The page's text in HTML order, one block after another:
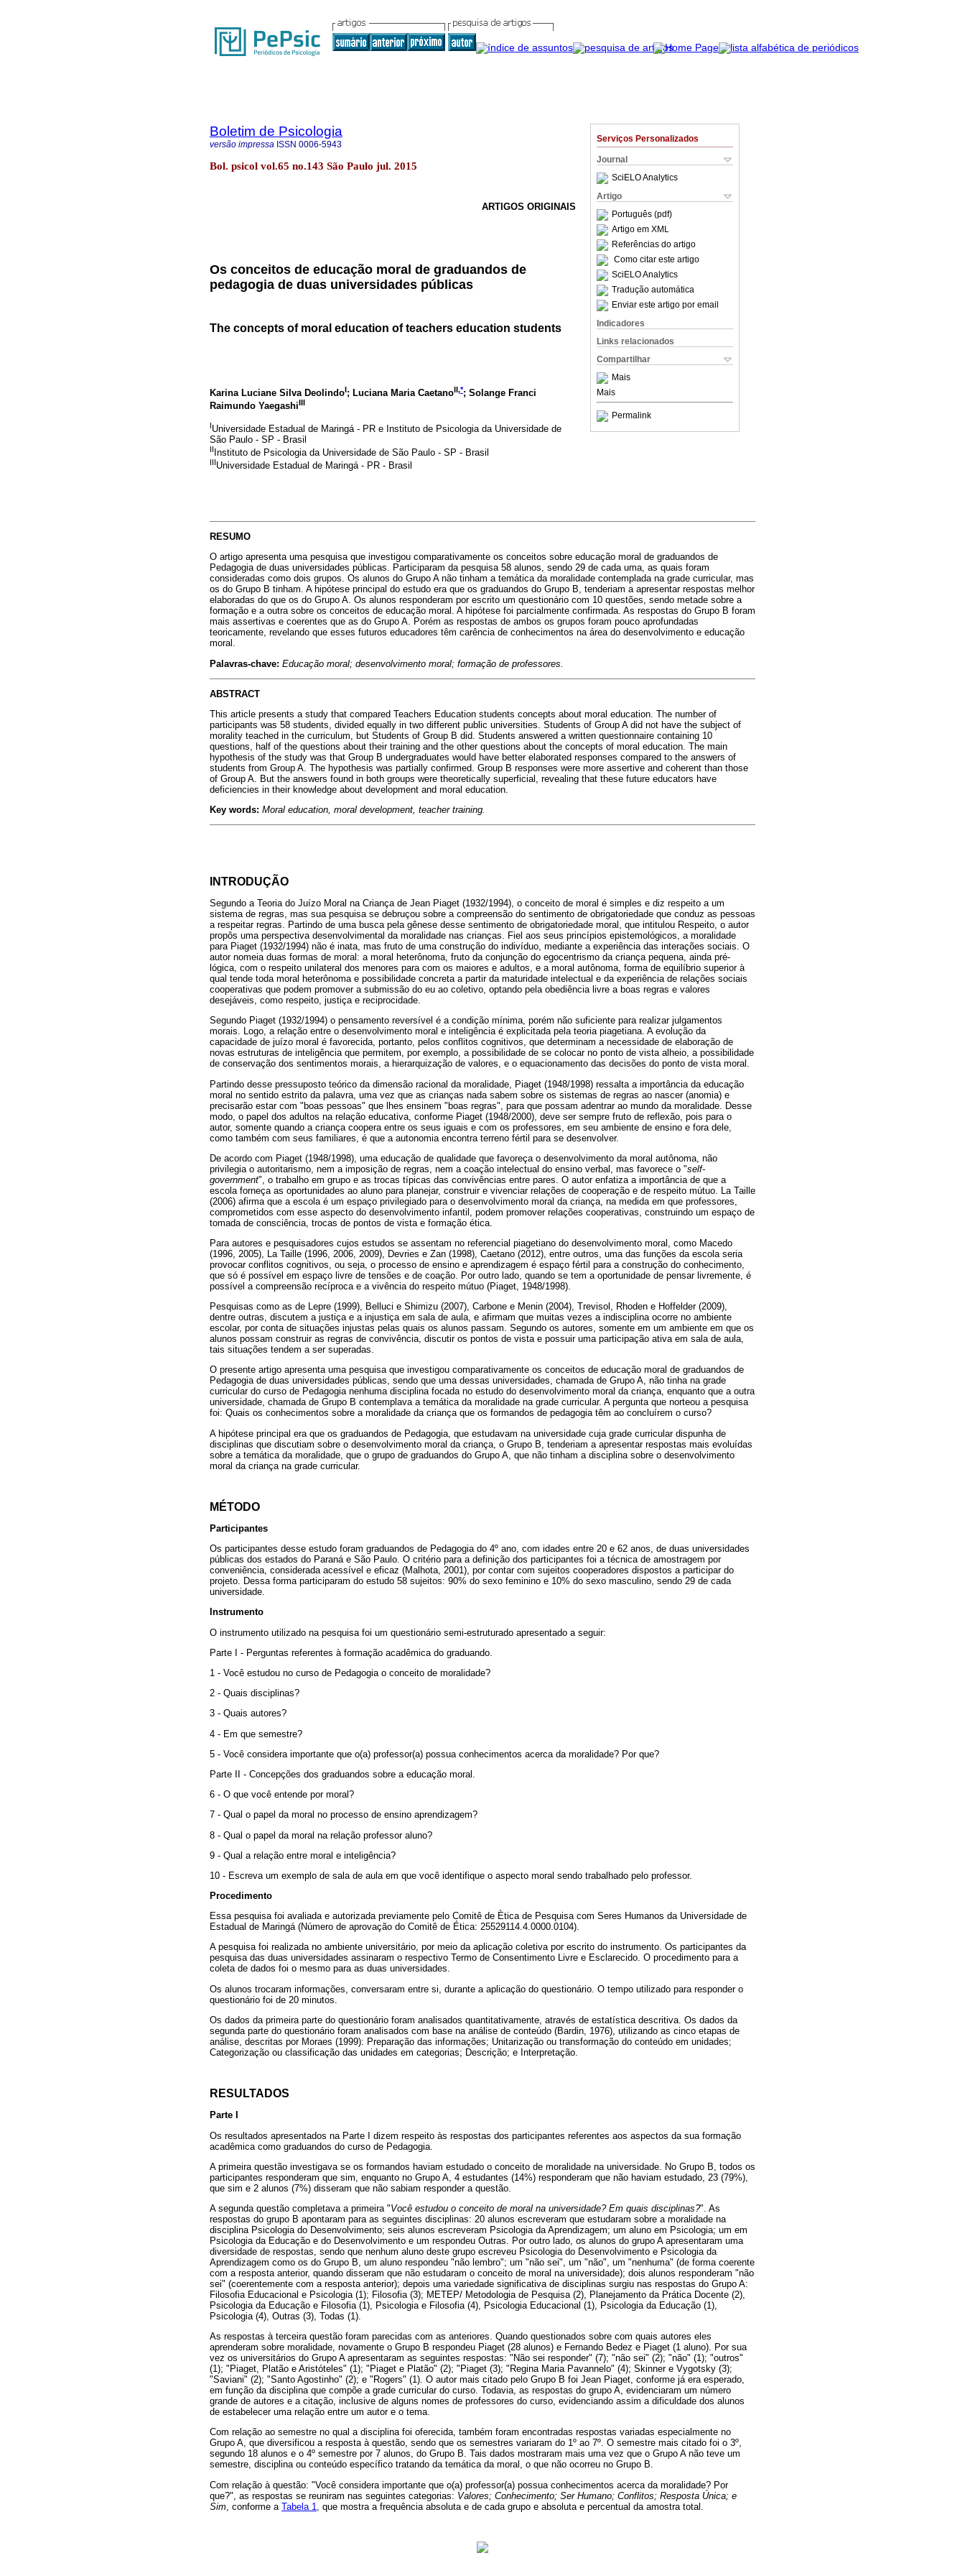
Serviços Personalizados
Journal
SciELO Analytics
Artigo
Português (pdf)
Artigo em XML
Referências do artigo
Como citar este artigo
SciELO Analytics
Tradução automática
Enviar este artigo por email
Indicadores
Links relacionados
Compartilhar
Mais
Mais
Permalink
Boletim de Psicologia
versão impressa ISSN 0006-5943
Bol. psicol vol.65 no.143 São Paulo jul. 2015
ARTIGOS ORIGINAIS
Os conceitos de educação moral de graduandos de
pedagogia de duas universidades públicas
The concepts of moral education of teachers education students
Karina Luciane Silva DeolindoI; Luciana Maria CaetanoII,*; Solange Franci
Raimundo YaegashiIII
IUniversidade Estadual de Maringá - PR e Instituto de Psicologia da Universidade de
São Paulo - SP - Brasil
II Instituto de Psicologia da Universidade de São Paulo - SP - Brasil
IIIUniversidade Estadual de Maringá - PR - Brasil
RESUMO
O artigo apresenta uma pesquisa que investigou comparativamente os conceitos sobre educação moral de graduandos de
Pedagogia de duas universidades públicas. Participaram da pesquisa 58 alunos, sendo 29 de cada uma, as quais foram
consideradas como dois grupos. Os alunos do Grupo A não tinham a temática da moralidade contemplada na grade curricular, mas
os do Grupo B tinham. A hipótese principal do estudo era que os graduandos do Grupo B, tenderiam a apresentar respostas melhor
elaboradas do que os do Grupo A. Os alunos responderam por escrito um questionário com 10 questões, sendo metade sobre a
formação e a outra sobre os conceitos de educação moral. A hipótese foi parcialmente confirmada. As respostas do Grupo B foram
mais assertivas e coerentes que as do Grupo A. Porém as respostas de ambos os grupos foram pouco aprofundadas
teoricamente, revelando que esses futuros educadores têm carência de conhecimentos na área do desenvolvimento e educação
moral.
Palavras-chave: Educação moral; desenvolvimento moral; formação de professores.
ABSTRACT
This article presents a study that compared Teachers Education students concepts about moral education. The number of
participants was 58 students, divided equally in two different public universities. Students of Group A did not have the subject of
morality teached in the curriculum, but Students of Group B did. Students answered a written questionnaire containing 10
questions, half of the questions about their training and the other questions about the concepts of moral education. The main
hypothesis of the study was that Group B undergraduates would have better elaborated responses compared to the answers of
students from Group A. The hypothesis was partially confirmed. Group B responses were more assertive and coherent than those
of Group A. But the answers found in both groups were theoretically superficial, revealing that these future educators have
deficiencies in their knowledge about development and moral education.
Key words: Moral education, moral development, teacher training.
INTRODUÇÃO
Segundo a Teoria do Juízo Moral na Criança de Jean Piaget (1932/1994), o conceito de moral é simples e diz respeito a um
sistema de regras, mas sua pesquisa se debruçou sobre a compreensão do sentimento de obrigatoriedade que conduz as pessoas
a respeitar regras. Partindo de uma busca pela gênese desse sentimento de obrigatoriedade moral, que intitulou Respeito, o autor
propôs uma perspectiva desenvolvimental da moralidade nas crianças. Fiel aos seus princípios epistemológicos, a moralidade
para Piaget (1932/1994) não é inata, mas fruto de uma construção do indivíduo, mediante a experiência das interações sociais. O
autor nomeia duas formas de moral: a moral heterônoma, fruto da conjunção do egocentrismo da criança pequena, ainda pré-
lógica, com o respeito unilateral dos menores para com os maiores e adultos, e a moral autônoma, forma de equilíbrio superior à
qual tende toda moral heterônoma e possibilidade concreta a partir da maturidade intelectual e da experiência de relações sociais
cooperativas que podem promover a submissão do eu ao coletivo, optando pela obediência livre a boas regras e valores
desejáveis, como respeito, justiça e reciprocidade.
Segundo Piaget (1932/1994) o pensamento reversível é a condição mínima, porém não suficiente para realizar julgamentos
morais. Logo, a relação entre o desenvolvimento moral e inteligência é explicitada pela teoria piagetiana. A evolução da
capacidade de juízo moral é favorecida, portanto, pelos conflitos cognitivos, que determinam a necessidade de elaboração de
novas estruturas de inteligência que permitem, por exemplo, a possibilidade de se colocar no ponto de vista alheio, a possibilidade
de conservação dos sentimentos morais, a hierarquização de valores, e o equacionamento das decisões do ponto de vista moral.
Partindo desse pressuposto teórico da dimensão racional da moralidade, Piaget (1948/1998) ressalta a importância da educação
moral no sentido estrito da palavra, uma vez que as crianças nada sabem sobre os sistemas de regras ao nascer (anomia) e
precisarão estar com "boas pessoas" que lhes ensinem "boas regras", para que possam adentrar ao mundo da moralidade. Desse
modo, o papel dos adultos na relação educativa, conforme Piaget (1948/2000), deve ser sempre fruto de reflexão, pois para o
autor, somente quando a criança coopera entre os seus iguais e com os professores, em seu ambiente de ensino e fora dele,
como também com seus familiares, é que a autonomia encontra terreno fértil para se desenvolver.
De acordo com Piaget (1948/1998), uma educação de qualidade que favoreça o desenvolvimento da moral autônoma, não
privilegia o autoritarismo, nem a imposição de regras, nem a coação intelectual do ensino verbal, mas favorece o "self-
government", o trabalho em grupo e as trocas típicas das convivências entre pares. O autor enfatiza a importância de que a
escola forneça as oportunidades ao aluno para planejar, construir e vivenciar relações de cooperação e de respeito mútuo. La Taille
(2006) afirma que a escola é um espaço privilegiado para o desenvolvimento moral da criança, na medida em que professores,
comprometidos com esse aspecto do desenvolvimento infantil, podem promover relações cooperativas, construindo um espaço de
tomada de consciência, trocas de pontos de vista e formação ética.
Para autores e pesquisadores cujos estudos se assentam no referencial piagetiano do desenvolvimento moral, como Macedo
(1996, 2005), La Taille (1996, 2006, 2009), Devries e Zan (1998), Caetano (2012), entre outros, uma das funções da escola seria
provocar conflitos cognitivos, ou seja, o processo de ensino e aprendizagem é espaço fértil para a construção do conhecimento,
que só é possível em espaço livre de tensões e de coação. Por outro lado, quando se tem a oportunidade de pensar livremente, é
possível a compreensão recíproca e a vivência do respeito mútuo (Piaget, 1948/1998).
Pesquisas como as de Lepre (1999), Belluci e Shimizu (2007), Carbone e Menin (2004), Trevisol, Rhoden e Hoffelder (2009),
dentre outras, discutem a justiça e a injustiça em sala de aula, e afirmam que muitas vezes a indisciplina ocorre no ambiente
escolar, por conta de situações injustas pelas quais os alunos passam. Segundo os autores, somente em um ambiente em que os
alunos possam construir as regras de convivência, discutir os pontos de vista e possuir uma participação ativa em sala de aula,
tais situações tendem a ser superadas.
O presente artigo apresenta uma pesquisa que investigou comparativamente os conceitos de educação moral de graduandos de
Pedagogia de duas universidades públicas, sendo que uma dessas universidades, chamada de Grupo A, não tinha na grade
curricular do curso de Pedagogia nenhuma disciplina focada no estudo do desenvolvimento moral da criança, enquanto que a outra
universidade, chamada de Grupo B contemplava a temática da moralidade na grade curricular. A pergunta que norteou a pesquisa
foi: Quais os conhecimentos sobre a moralidade da criança que os formandos de pedagogia têm ao concluírem o curso?
A hipótese principal era que os graduandos de Pedagogia, que estudavam na universidade cuja grade curricular dispunha de
disciplinas que discutiam sobre o desenvolvimento moral da criança, o Grupo B, tenderiam a apresentar respostas mais evoluídas
sobre a temática da moralidade, que o grupo de graduandos do Grupo A, que não tinham a disciplina sobre o desenvolvimento
moral da criança na grade curricular.
MÉTODO
Participantes
Os participantes desse estudo foram graduandos de Pedagogia do 4º ano, com idades entre 20 e 62 anos, de duas universidades
públicas dos estados do Paraná e São Paulo. O critério para a definição dos participantes foi a técnica de amostragem por
conveniência, considerada acessível e eficaz (Malhota, 2001), por contar com sujeitos cooperadores dispostos a participar do
projeto. Dessa forma participaram do estudo 58 sujeitos: 90% do sexo feminino e 10% do sexo masculino, sendo 29 de cada
universidade.
Instrumento
O instrumento utilizado na pesquisa foi um questionário semi-estruturado apresentado a seguir:
Parte I - Perguntas referentes à formação acadêmica do graduando.
1 - Você estudou no curso de Pedagogia o conceito de moralidade?
2 - Quais disciplinas?
3 - Quais autores?
4 - Em que semestre?
5 - Você considera importante que o(a) professor(a) possua conhecimentos acerca da moralidade? Por que?
Parte II - Concepções dos graduandos sobre a educação moral.
6 - O que você entende por moral?
7 - Qual o papel da moral no processo de ensino aprendizagem?
8 - Qual o papel da moral na relação professor aluno?
9 - Qual a relação entre moral e inteligência?
10 - Escreva um exemplo de sala de aula em que você identifique o aspecto moral sendo trabalhado pelo professor.
Procedimento
Essa pesquisa foi avaliada e autorizada previamente pelo Comitê de Ètica de Pesquisa com Seres Humanos da Universidade de
Estadual de Maringá (Número de aprovação do Comitê de Ética: 25529114.4.0000.0104).
A pesquisa foi realizada no ambiente universitário, por meio da aplicação coletiva por escrito do instrumento. Os participantes da
pesquisa das duas universidades assinaram o respectivo Termo de Consentimento Livre e Esclarecido. O procedimento para a
coleta de dados foi o mesmo para as duas universidades.
Os alunos trocaram informações, conversaram entre si, durante a aplicação do questionário. O tempo utilizado para responder o
questionário foi de 20 minutos.
Os dados da primeira parte do questionário foram analisados quantitativamente, através de estatística descritiva. Os dados da
segunda parte do questionário foram analisados com base na análise de conteúdo (Bardin, 1976), utilizando as cinco etapas de
análise, descritas por Moraes (1999): Preparação das informações; Unitarização ou transformação do conteúdo em unidades;
Categorização ou classificação das unidades em categorias; Descrição; e Interpretação.
RESULTADOS
Parte I
Os resultados apresentados na Parte I dizem respeito às respostas dos participantes referentes aos aspectos da sua formação
acadêmica como graduandos do curso de Pedagogia.
A primeira questão investigava se os formandos haviam estudado o conceito de moralidade na universidade. No Grupo B, todos os
participantes responderam que sim, enquanto no Grupo A, 4 estudantes (14%) responderam que não haviam estudado, 23 (79%),
que sim e 2 alunos (7%) disseram que não sabiam responder a questão.
A segunda questão completava a primeira "Você estudou o conceito de moral na universidade? Em quais disciplinas?". As
respostas do grupo B apontaram para as seguintes disciplinas: 20 alunos escreveram que estudaram sobre a moralidade na
disciplina Psicologia do Desenvolvimento; seis alunos escreveram Psicologia da Aprendizagem; um aluno em Psicologia; um em
Psicologia da Educação e do Desenvolvimento e um respondeu Outras. Por outro lado, os alunos do grupo A apresentaram uma
diversidade de respostas, sendo que nenhum aluno deste grupo escreveu Psicologia do Desenvolvimento e Psicologia da
Aprendizagem como os do Grupo B, um aluno respondeu "não lembro"; um "não sei", um "não", um "nenhuma" (de forma coerente
com a resposta anterior, quando disseram que não estudaram o conceito de moral na universidade); dois alunos responderam "não
sei" (coerentemente com a resposta anterior); depois uma variedade significativa de disciplinas surgiu nas respostas do Grupo A:
Filosofia Educacional e Psicologia (1); Filosofia (3); METEP/ Metodologia de Pesquisa (2), Planejamento da Prática Docente (2),
Psicologia da Educação e Filosofia (1), Psicologia e Filosofia (4), Psicologia Educacional (1), Psicologia da Educação (1),
Psicologia (4), Outras (3), Todas (1).
As respostas à terceira questão foram parecidas com as anteriores. Quando questionados sobre com quais autores eles
aprenderam sobre moralidade, novamente o Grupo B respondeu Piaget (28 alunos) e Fernando Bedez e Piaget (1 aluno). Por sua
vez os universitários do Grupo A apresentaram as seguintes respostas: "Não sei responder" (7); "não sei" (2); "não" (1); "outros"
(1); "Piaget, Platão e Aristóteles" (1); "Piaget e Platão" (2); "Piaget (3); "Regina Maria Pavannelo" (4); Skinner e Vygotsky (3);
"Saviani" (2); "Santo Agostinho" (2); e "Rogers" (1). O autor mais citado pelo Grupo B foi Jean Piaget, conforme já era esperado,
em função da disciplina que compõe a grade curricular do curso. Todavia, as respostas do grupo A, evidenciaram um número
grande de autores e a citação, inclusive de alguns nomes de professores do curso, evidenciando assim a dificuldade dos alunos
de estabelecer uma relação entre um autor e o tema.
Com relação ao semestre no qual a disciplina foi oferecida, também foram encontradas respostas variadas especialmente no
Grupo A, que diversificou a resposta à questão, sendo que os semestres variaram do 1º ao 7º. O semestre mais citado foi o 3º,
segundo 18 alunos e o 4º semestre por 7 alunos, do Grupo B. Tais dados mostraram mais uma vez que o Grupo A não teve um
semestre, disciplina ou conteúdo específico tratando da temática da moral, o que não ocorreu no Grupo B.
Com relação à questão: "Você considera importante que o(a) professor(a) possua conhecimentos acerca da moralidade? Por
que?", as respostas se reuniram nas seguintes categorias: Valores; Conhecimento; Ser Humano; Conflitos; Resposta Única; e
Sim , conforme a Tabela 1 , que mostra a frequência absoluta e de cada grupo e absoluta e percentual da amostra total.